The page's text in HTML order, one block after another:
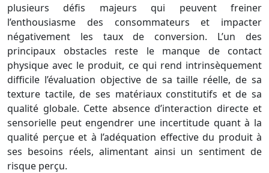
plusieurs défis majeurs qui peuvent freiner
l’enthousiasme des consommateurs et impacter
négativement les taux de conversion. L’un des
principaux obstacles reste le manque de contact
physique avec le produit, ce qui rend intrinsèquement
difficile l’évaluation objective de sa taille réelle, de sa
texture tactile, de ses matériaux constitutifs et de sa
qualité globale. Cette absence d’interaction directe et
sensorielle peut engendrer une incertitude quant à la
qualité perçue et à l’adéquation effective du produit à
ses besoins réels, alimentant ainsi un sentiment de
risque perçu.